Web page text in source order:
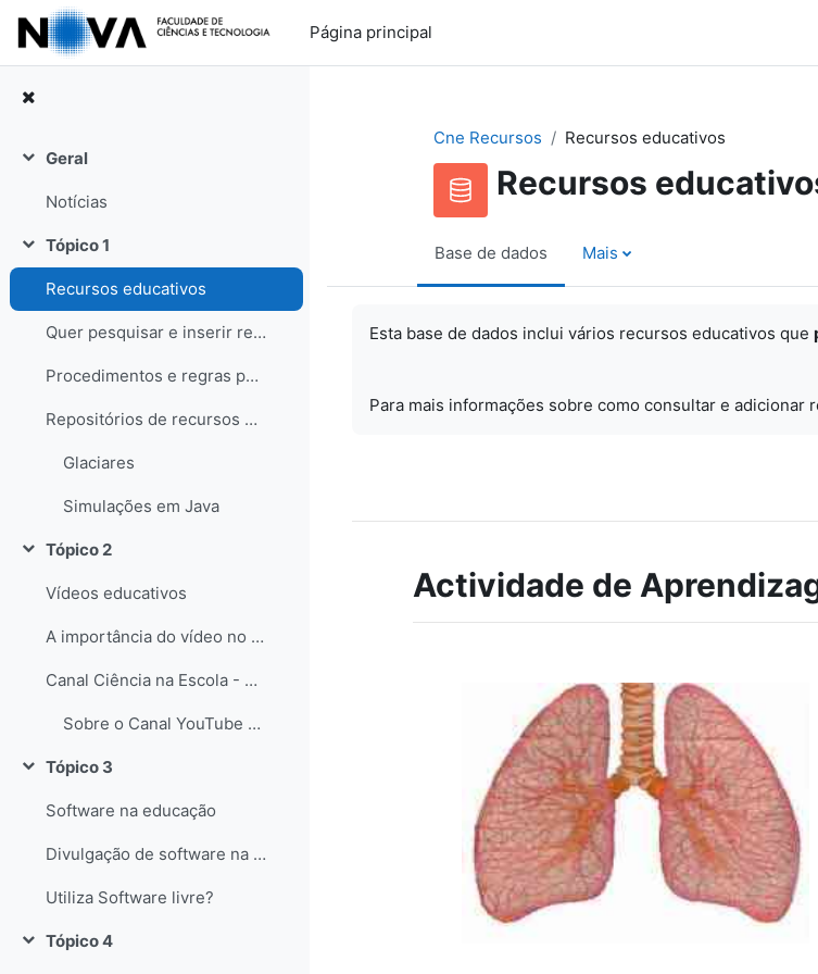
Ir para o conteúdo principal
Página principal
Contrair
Geral
Notícias
Contrair
Tópico 1
Recursos educativos
Quer pesquisar e inserir recursos? Saiba como!
Procedimentos e regras para os recursos
Repositórios de recursos educativos
Glaciares
Simulações em Java
Contrair
Tópico 2
Vídeos educativos
A importância do vídeo no Ensino das Ciências
Canal Ciência na Escola - YouTube
Sobre o Canal YouTube Ciência na Escola
Contrair
Tópico 3
Software na educação
Divulgação de software na educação
Utiliza Software livre?
Contrair
Tópico 4
Cne Recursos Recursos educativos
Recursos
Base de dados Mais
Esta base de dados inclui vários recursos educativos que
Para mais informações sobre como consultar e adicionar
Actividade de